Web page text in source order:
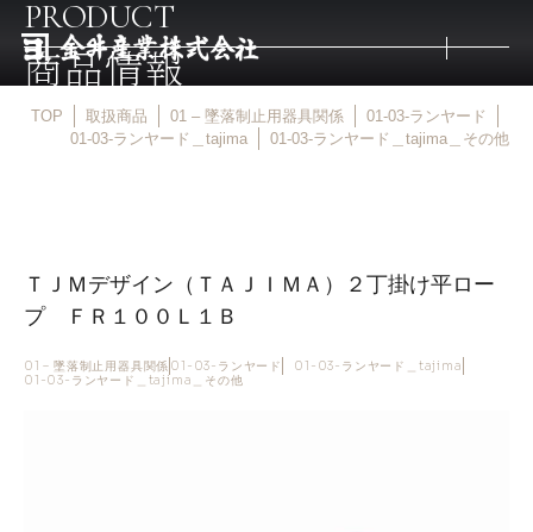
トップ
取扱メーカー
金井産業の強み
PRODUCT
商品情報
TOP 取扱商品 01 – 墜落制止用器具関係
01-03-ランヤード
01-03-ランヤード＿tajima
01-03-ランヤード＿tajima＿その他
ＴＪＭデザイン（ＴＡＪＩＭＡ）２丁掛け平ロー
プ ＦＲ１００Ｌ１Ｂ
01 – 墜落制止用器具関係 01-03-ランヤード
01-03-ランヤード＿tajima
01-03-ランヤード＿tajima＿その他